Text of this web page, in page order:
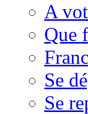
A
Que
Se
Se